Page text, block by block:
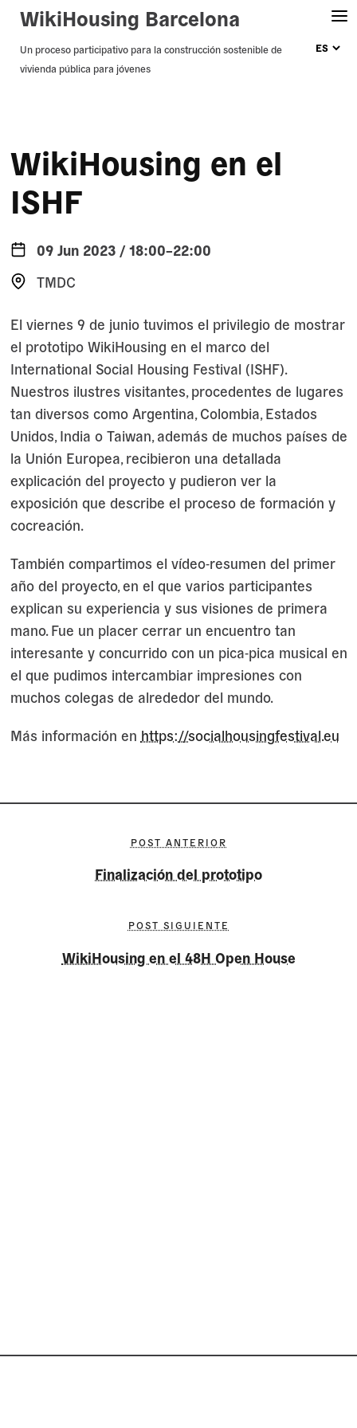
Skip
WikiHousing Barcelona
Un proceso participativo para la construcción sostenible de
vivienda pública para jóvenes
WikiHousing en el
ISHF
09 Jun 2023 / 18:00–22:00
TMDC
El viernes 9 de junio tuvimos el privilegio de mostrar
el prototipo WikiHousing en el marco del
International Social Housing Festival (ISHF).
Nuestros ilustres visitantes, procedentes de lugares
tan diversos como Argentina, Colombia, Estados
Unidos, India o Taiwan, además de muchos países de
la Unión Europea, recibieron una detallada
explicación del proyecto y pudieron ver la
exposición que describe el proceso de formación y
cocreación.
También compartimos el vídeo-resumen del primer
año del proyecto, en el que varios participantes
explican su experiencia y sus visiones de primera
mano. Fue un placer cerrar un encuentro tan
interesante y concurrido con un pica-pica musical en
el que pudimos intercambiar impresiones con
muchos colegas de alrededor del mundo.
Más información en https://socialhousingfestival.eu
POST ANTERIOR
Finalización del prototipo
POST SIGUIENTE
WikiHousing en el 48H Open House